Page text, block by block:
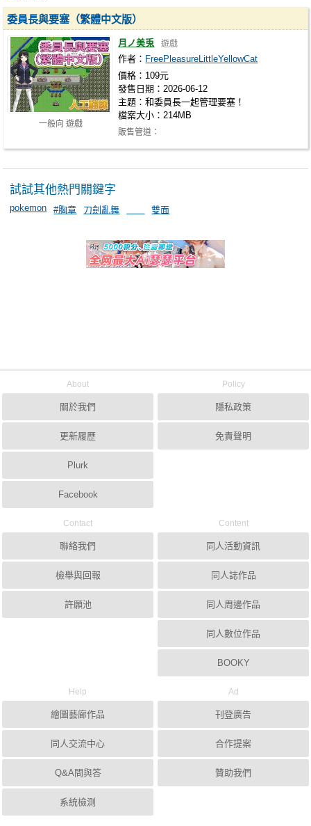
一般向 遊戲
委員長與要塞（繁體中文版）
月ノ美兎 遊戲
作者： FreePleasureLittleYellowCat
價格：109元
發售日期：2026-06-12
主題：和委員長一起管理要塞！
檔案大小：214MB
販售管道：
試試其他熱門關鍵字
pokemon #胸章 刀劍亂舞 雙面
About
關於我們
更新履歷
Plurk
Facebook
Policy
隱私政策
免責聲明
Contact
聯絡我們
檢舉與回報
許願池
Content
同人活動資訊
同人誌作品
同人周邊作品
同人數位作品
BOOKY
Help
繪圖藝廊作品
同人交流中心
Q&A問與答
系統檢測
Ad
刊登廣告
合作提案
贊助我們